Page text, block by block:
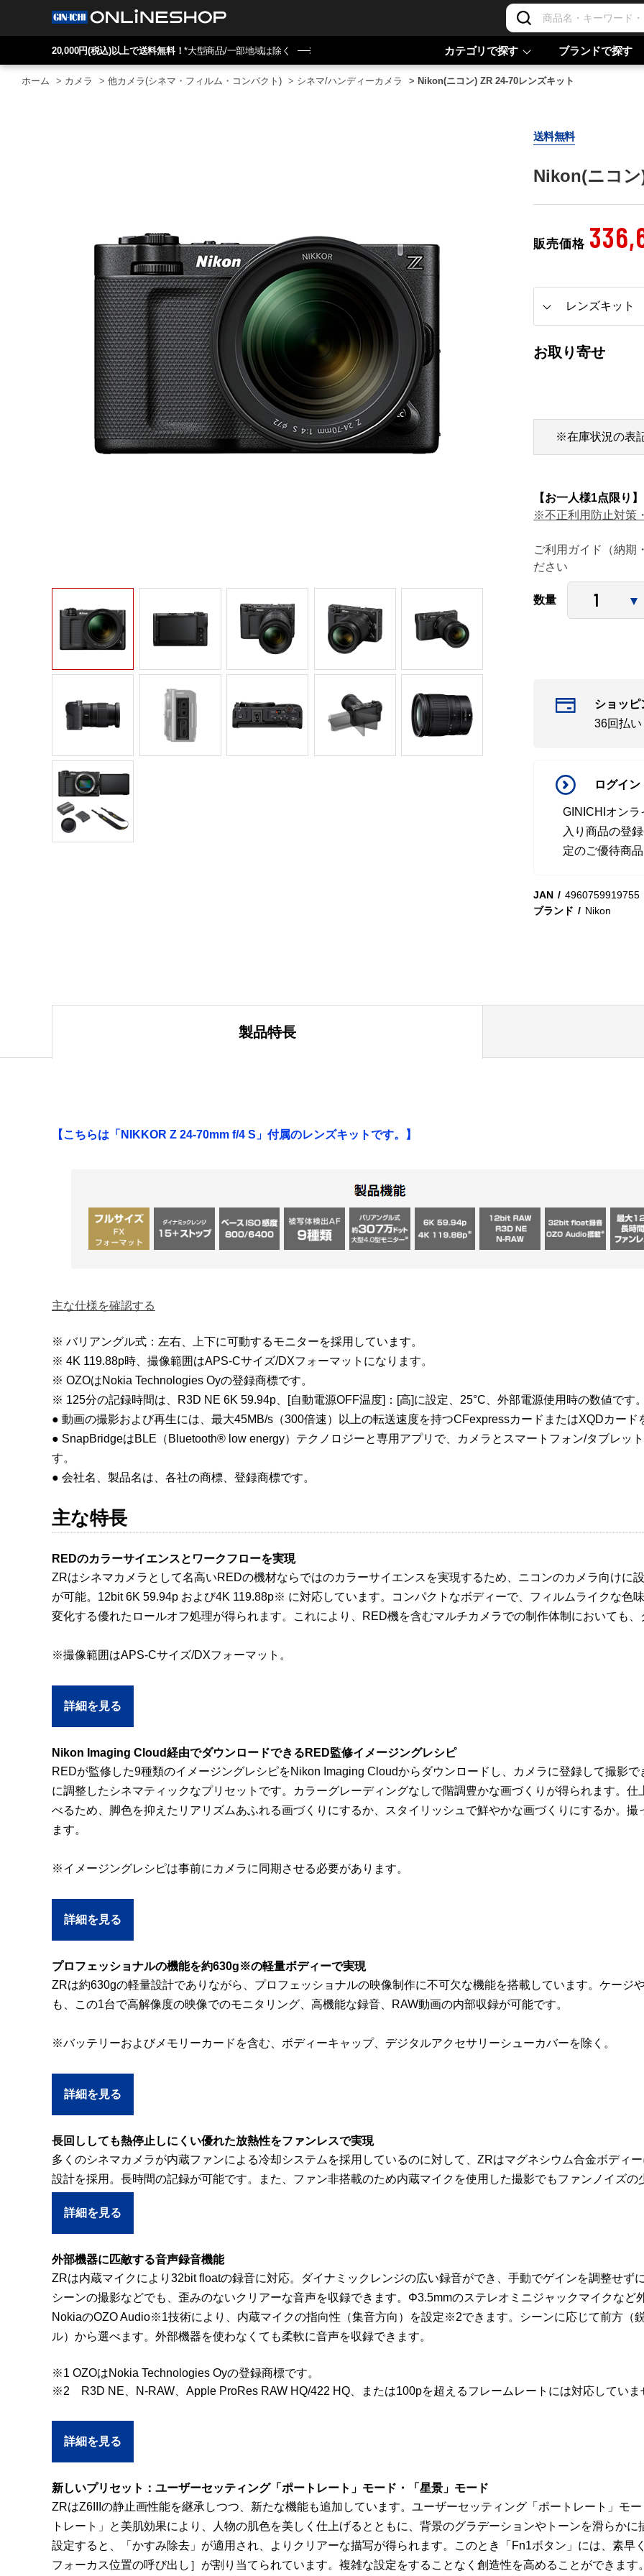
20,000円(税込)以上で送料無料！*大型商品/一部地域は除く カテゴリで探す ブランドで探す
ホーム > カメラ > 他カメラ(シネマ・フィルム・コンパクト) > シネマ/ハンディーカメラ > Nikon(ニコン) ZR 24-70レンズキット
送料無料
Nikon(ニコ
販売価格
お取り寄せ
ご利用ガイド（納期
ださい
※在庫状況の表
【お一人様1点限り】
※不正利用防止対策
数量
ショッピ
36回払
ログイ
GINICHIオン
入り商品の登
定のご優待商
JAN
4960759919755
ブランド
Nikon
製品特長
【こちらは「NIKKOR Z 24-70mm f/4 S」付属のレンズキットです。】
主な仕様を確認する
※ バリアングル式：左右、上下に可動するモニターを採用しています。
※ 4K 119.88p時、撮像範囲はAPS-Cサイズ/DXフォーマットになります。
※ OZOはNokia Technologies Oyの登録商標です。
※ 125分の記録時間は、R3D NE 6K 59.94p、[自動電源OFF温度]：[高]に設定、25°C、外部電源使用時の数値です
● 動画の撮影および再生には、最大45MB/s（300倍速）以上の転送速度を持つCFexpressカードまたはXQDカード
● SnapBridgeはBLE（Bluetooth® low energy）テクノロジーと専用アプリで、カメラとスマートフォン/タブレッ
す。
● 会社名、製品名は、各社の商標、登録商標です。
主な特長
REDのカラーサイエンスとワークフローを実現
ZRはシネマカメラとして名高いREDの機材ならではのカラーサイエンスを実現するため、ニコンのカメラ向けに
が可能。12bit 6K 59.94p および4K 119.88p※ に対応しています。コンパクトなボディーで、フィルムライクな色
変化する優れたロールオフ処理が得られます。これにより、RED機を含むマルチカメラでの制作体制においても
※撮像範囲はAPS-Cサイズ/DXフォーマット。
詳細を見る
Nikon Imaging Cloud経由でダウンロードできるRED監修イメージングレシピ
REDが監修した9種類のイメージングレシピをNikon Imaging Cloudからダウンロードし、カメラに登録して撮影
に調整したシネマティックなプリセットです。カラーグレーディングなしで階調豊かな画づくりが得られます。
べるため、脚色を抑えたリアリズムあふれる画づくりにするか、スタイリッシュで鮮やかな画づくりにするか。
ます。
※イメージングレシピは事前にカメラに同期させる必要があります。
詳細を見る
プロフェッショナルの機能を約630g※の軽量ボディーで実現
ZRは約630gの軽量設計でありながら、プロフェッショナルの映像制作に不可欠な機能を搭載しています。ケージ
も、この1台で高解像度の映像でのモニタリング、高機能な録音、RAW動画の内部収録が可能です。
※バッテリーおよびメモリーカードを含む、ボディーキャップ、デジタルアクセサリーシューカバーを除く。
詳細を見る
長回ししても熱停止しにくい優れた放熱性をファンレスで実現
多くのシネマカメラが内蔵ファンによる冷却システムを採用しているのに対して、ZRはマグネシウム合金ボディ
設計を採用。長時間の記録が可能です。また、ファン非搭載のため内蔵マイクを使用した撮影でもファンノイズ
詳細を見る
外部機器に匹敵する音声録音機能
ZRは内蔵マイクにより32bit floatの録音に対応。ダイナミックレンジの広い録音ができ、手動でゲインを調整せず
シーンの撮影などでも、歪みのないクリアーな音声を収録できます。Φ3.5mmのステレオミニジャックマイクなど
NokiaのOZO Audio※1技術により、内蔵マイクの指向性（集音方向）を設定※2できます。シーンに応じて前方（
ル）から選べます。外部機器を使わなくても柔軟に音声を収録できます。
※1 OZOはNokia Technologies Oyの登録商標です。
※2 R3D NE、N-RAW、Apple ProRes RAW HQ/422 HQ、または100pを超えるフレームレートには対応していま
詳細を見る
新しいプリセット：ユーザーセッティング「ポートレート」モード・「星景」モード
ZRはZ6IIIの静止画性能を継承しつつ、新たな機能も追加しています。ユーザーセッティング「ポートレート」モ
トレート」と美肌効果により、人物の肌色を美しく仕上げるとともに、背景のグラデーションやトーンを滑らか
設定すると、「かすみ除去」が適用され、よりクリアーな描写が得られます。このとき「Fn1ボタン」には、素早
フォーカス位置の呼び出し］が割り当てられています。複雑な設定をすることなく創造性を高めることができます